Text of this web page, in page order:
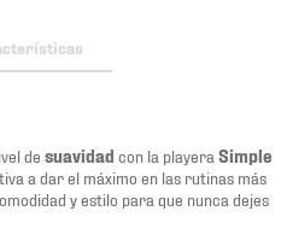
de suavidad con la playera Simple
a dar el máximo en las rutinas más
y estilo para que nunca dejes